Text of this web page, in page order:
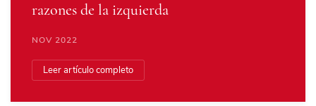
razones de la izquierda
NOV 2022
Leer artículo completo